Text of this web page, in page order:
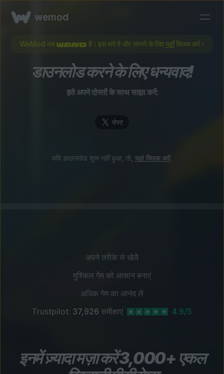
wemod
WeMod अब है। इस बारे में और जानने के लिएयहाँक्लिक करें।
डाउनलोड करने के लिए धन्यवाद!
इसे अपने दोस्तों के साथ साझा करें:
यदि डाउनलोड शुरू नहीं हुआ, तो, यहां क्लिक करें.
अपने तरीके से खेलें
मुश्किल गेम को आसान बनाएं
अधिक गेम का आनंद लें
Trustpilot: 37,926 समीक्षाएं 4.9/5
इनमें ज़्यादा मज़ा करें 3,000+ एकल